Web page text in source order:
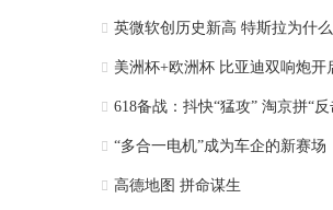
英微软创历史新高 特斯拉为什
美洲杯+欧洲杯 比亚迪双响炮开
618备战：抖快“猛攻” 淘京拼“反
“多合一电机”成为车企的新赛场
高德地图 拼命谋生